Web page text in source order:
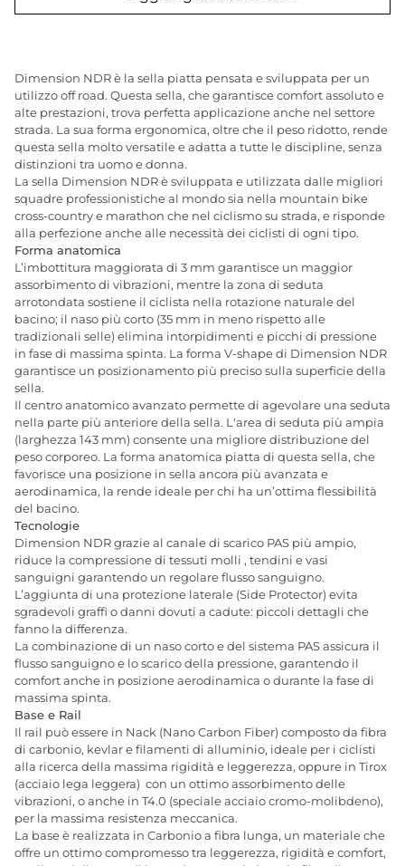
Dimension NDR è la sella piatta pensata e sviluppata per un
utilizzo off road. Questa sella, che garantisce comfort assoluto e
alte prestazioni, trova perfetta applicazione anche nel settore
strada. La sua forma ergonomica, oltre che il peso ridotto, rende
questa sella molto versatile e adatta a tutte le discipline, senza
distinzioni tra uomo e donna.
La sella Dimension NDR è sviluppata e utilizzata dalle migliori
squadre professionistiche al mondo sia nella mountain bike
cross-country e marathon che nel ciclismo su strada, e risponde
alla perfezione anche alle necessità dei ciclisti di ogni tipo.
Forma anatomica
L’imbottitura maggiorata di 3 mm garantisce un maggior
assorbimento di vibrazioni, mentre la zona di seduta
arrotondata sostiene il ciclista nella rotazione naturale del
bacino; il naso più corto (35 mm in meno rispetto alle
tradizionali selle) elimina intorpidimenti e picchi di pressione
in fase di massima spinta. La forma V-shape di Dimension NDR
garantisce un posizionamento più preciso sulla superficie della
sella.
Il centro anatomico avanzato permette di agevolare una seduta
nella parte più anteriore della sella. L'area di seduta più ampia
(larghezza 143 mm) consente una migliore distribuzione del
peso corporeo. La forma anatomica piatta di questa sella, che
favorisce una posizione in sella ancora più avanzata e
aerodinamica, la rende ideale per chi ha un’ottima flessibilità
del bacino.
Tecnologie
Dimension NDR grazie al canale di scarico PAS più ampio,
riduce la compressione di tessuti molli , tendini e vasi
sanguigni garantendo un regolare flusso sanguigno.
L’aggiunta di una protezione laterale (Side Protector) evita
sgradevoli graffi o danni dovuti a cadute: piccoli dettagli che
fanno la differenza.
La combinazione di un naso corto e del sistema PAS assicura il
flusso sanguigno e lo scarico della pressione, garantendo il
comfort anche in posizione aerodinamica o durante la fase di
massima spinta.
Base e Rail
Il rail può essere in Nack (Nano Carbon Fiber) composto da fibra
di carbonio, kevlar e filamenti di alluminio, ideale per i ciclisti
alla ricerca della massima rigidità e leggerezza, oppure in Tirox
(acciaio lega leggera) con un ottimo assorbimento delle
vibrazioni, o anche in T4.0 (speciale acciaio cromo-molibdeno),
per la massima resistenza meccanica.
La base è realizzata in Carbonio a fibra lunga, un materiale che
offre un ottimo compromesso tra leggerezza, rigidità e comfort,